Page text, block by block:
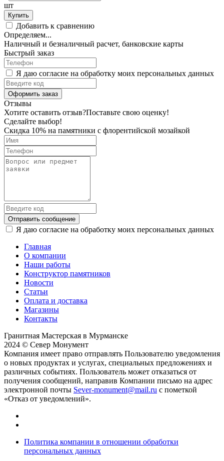
шт
Купить
Добавить к сравнению
Определяем...
Наличный и безналичный расчет, банковские карты
Быстрый заказ
Я даю согласие на обработку моих персональных данных
Оформить заказ
Отзывы
Хотите оставить отзыв?Поставьте свою оценку!
Сделайте выбор!
Скидка 10% на памятники с флорентийской мозайкой
Отправить сообщение
Я даю согласие на обработку моих персональных данных
Главная
О компании
Наши работы
Конструктор памятников
Новости
Статьи
Оплата и доставка
Магазины
Контакты
Гранитная Мастерская в Мурманске
2024 © Север Монумент
Компания имеет право отправлять Пользователю уведомления
о новых продуктах и услугах, специальных предложениях и
различных событиях. Пользователь может отказаться от
получения сообщений, направив Компании письмо на адрес
электронной почты Sever-monument@mail.ru с пометкой
«Отказ от уведомлений».
Политика компании в отношении обработки
персональных данных